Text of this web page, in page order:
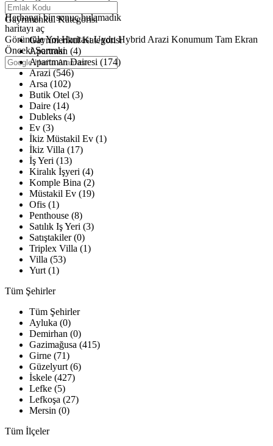
Haritalar yükleniyor
Herhangi bir sonuç bulamadık
haritayı aç
GörüntüleYol Haritası Uydu Hybrid Arazi Konumum Tam Ekran
Önceki Sonraki
Gayrimenkul Kategorisi
Gayrimenkul Kategorisi
Apartman (4)
Apartman Dairesi (174)
Arazi (546)
Arsa (102)
Butik Otel (3)
Daire (14)
Dubleks (4)
Ev (3)
İkiz Müstakil Ev (1)
İkiz Villa (17)
İş Yeri (13)
Kiralık İşyeri (4)
Komple Bina (2)
Müstakil Ev (19)
Ofis (1)
Penthouse (8)
Satılık Iş Yeri (3)
Satıştakiler (0)
Triplex Villa (1)
Villa (53)
Yurt (1)
Tüm Şehirler
Tüm Şehirler
Ayluka (0)
Demirhan (0)
Gazimağusa (415)
Girne (71)
Güzelyurt (6)
İskele (427)
Lefke (5)
Lefkoşa (27)
Mersin (0)
Tüm İlçeler